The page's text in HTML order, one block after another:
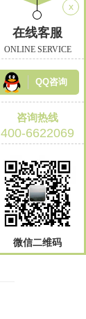
返回
x
在线客服
ONLINE SERVICE
QQ咨询
咨询热线
400-6622069
微信二维码